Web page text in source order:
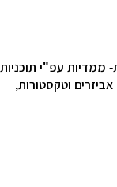
ממדיות עפ"י תוכניות
וטקסטורות,